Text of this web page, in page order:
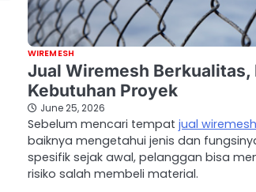
WIREMESH
Jual Wiremesh
Kebutuhan Proyek
June 25, 2026
Sebelum mencari tempat jual wiremesh
baiknya mengetahui jenis dan
spesifik sejak awal, pelanggan bisa
risiko salah membeli material.